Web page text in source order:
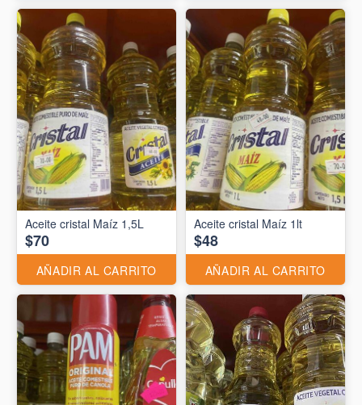
Aceite cristal Maíz 1,5L
$70
AÑADIR AL CARRITO
Aceite cristal Maíz 1lt
$48
AÑADIR AL CARRITO